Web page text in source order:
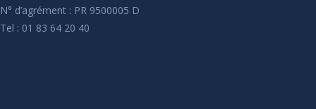
N° d’agrément : PR 9500005 D
Tel : 01 83 64 20 40